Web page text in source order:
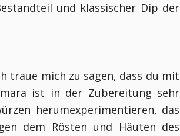
und klassischer Dip der
traue mich zu sagen, dass du mit
ist in der Zubereitung sehr
herumexperimentieren, das
dem Rösten und Häuten des